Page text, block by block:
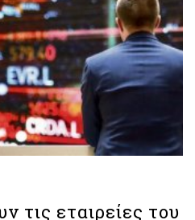
τις εταιρείες του